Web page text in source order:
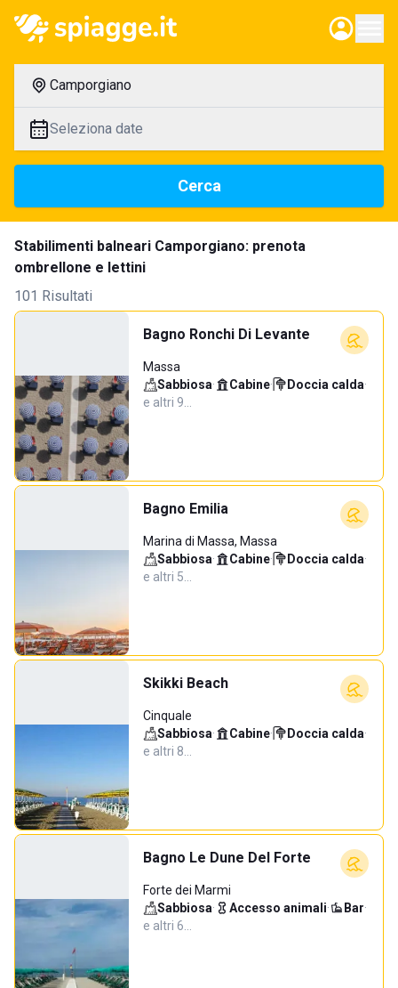
Camporgiano
Seleziona date
Cerca
Stabilimenti balneari Camporgiano: prenota
ombrellone e lettini
101 Risultati
Bagno Ronchi Di Levante
Massa
Sabbiosa· Cabine· Doccia calda·
e altri 9…
Bagno Emilia
Marina di Massa, Massa
Sabbiosa· Cabine· Doccia calda·
e altri 5…
Skikki Beach
Cinquale
Sabbiosa· Cabine· Doccia calda·
e altri 8…
Bagno Le Dune Del Forte
Forte dei Marmi
Sabbiosa· Accesso animali· Bar·
e altri 6…